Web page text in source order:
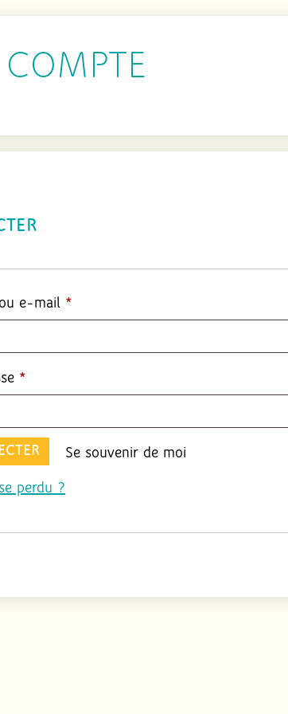
e-mail *
*
Se souvenir de moi
perdu ?